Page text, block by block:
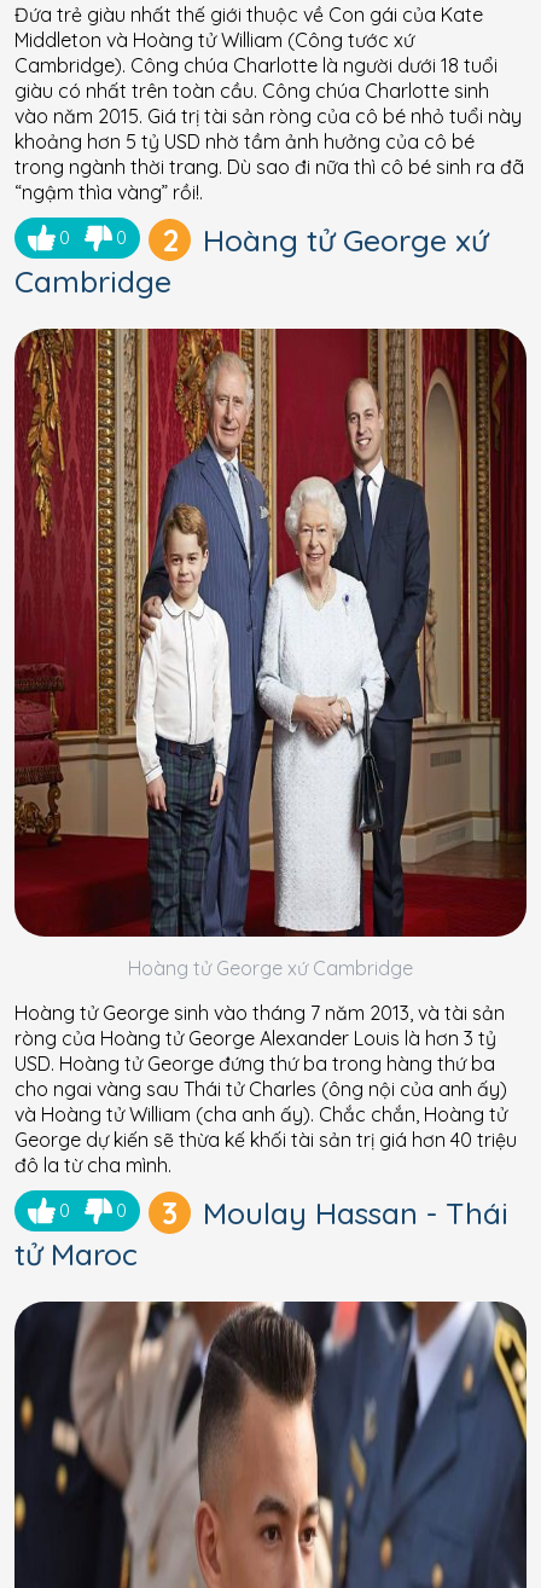
Đứa trẻ giàu nhất thế giới thuộc về Con gái của Kate
Middleton và Hoàng tử William (Công tước xứ
Cambridge). Công chúa Charlotte là người dưới 18 tuổi
giàu có nhất trên toàn cầu. Công chúa Charlotte sinh
vào năm 2015. Giá trị tài sản ròng của cô bé nhỏ tuổi này
khoảng hơn 5 tỷ USD nhờ tầm ảnh hưởng của cô bé
trong ngành thời trang. Dù sao đi nữa thì cô bé sinh ra đã
“ngậm thìa vàng” rồi!.
0 0 2
Hoàng tử George xứ
Cambridge
Hoàng tử George xứ Cambridge
Hoàng tử George sinh vào tháng 7 năm 2013, và tài sản
ròng của Hoàng tử George Alexander Louis là hơn 3 tỷ
USD. Hoàng tử George đứng thứ ba trong hàng thứ ba
cho ngai vàng sau Thái tử Charles (ông nội của anh ấy)
và Hoàng tử William (cha anh ấy). Chắc chắn, Hoàng tử
George dự kiến ​​sẽ thừa kế khối tài sản trị giá hơn 40 triệu
đô la từ cha mình.
0 0 3
Moulay Hassan - Thái
tử Maroc